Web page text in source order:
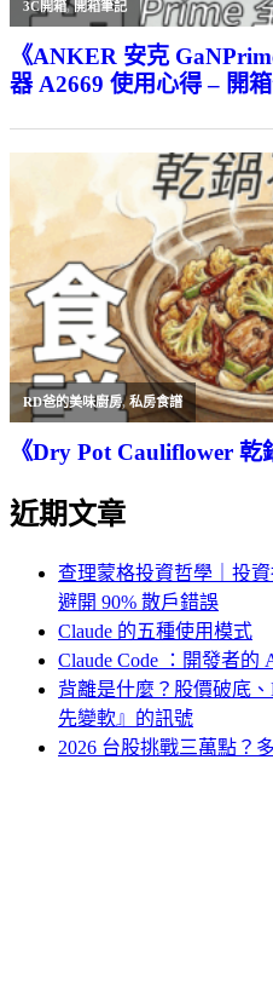
3C開箱,開箱筆記
《ANKER 安克
器 A2669 使用心得 – 開箱
RD爸的美味廚房,私房食譜
《Dry Pot Cauliflower
近期文章
查理蒙格投資哲學｜投
避開 90% 散戶錯誤
Claude 的五種使用模式
Claude Code ：開發者的
背離是什麼？股價破底
先變軟』的訊號
2026 台股挑戰三萬點？